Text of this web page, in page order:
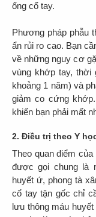
ống cổ tay.
Phương pháp phẫu
ẩn rủi ro cao. Bạn
về những nguy cơ
vùng khớp tay, thời
khoảng 1 năm) và
giảm co cứng
khiến bạn phải mất
2. Điều trị theo Y
Theo quan điểm
được gọi chung là
huyết ứ, phong tà
cổ tay tận gốc chỉ
lưu thông máu